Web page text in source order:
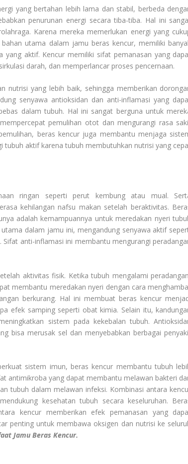
yang bertahan lebih lama dan stabil, berbeda
penurunan energi secara tiba-tiba. Hal ini
Karena mereka memerlukan energi yang
utama dalam jamu beras kencur, memiliki
aktif. Kencur memiliki sifat pemanasan yang
darah, dan memperlancar proses pencernaan.
nutrisi yang lebih baik, sehingga memberikan
senyawa antioksidan dan anti-inflamasi yang
dalam tubuh. Hal ini sangat berguna untuk
pemulihan otot dan mengurangi rasa
beras kencur juga membantu menjaga
tubuh aktif karena tubuh membutuhkan nutrisi yang
ringan seperti perut kembung atau mual.
kehilangan nafsu makan setelah beraktivitas.
adalah kemampuannya untuk meredakan nyeri
dalam jamu ini, mengandung senyawa aktif
anti-inflamasi ini membantu mengurangi
aktivitas fisik. Ketika tubuh mengalami
membantu meredakan nyeri dengan cara
berkurang. Hal ini membuat beras kencur
efek samping seperti obat kimia. Selain itu,
sistem pada kekebalan tubuh.
bisa merusak sel dan menyebabkan berbagai
sistem imun, beras kencur membantu tubuh
antimikroba yang dapat membantu melawan bakteri
tubuh dalam melawan infeksi. Kombinasi antara
kesehatan tubuh secara keseluruhan.
kencur memberikan efek pemanasan yang
penting untuk membawa oksigen dan nutrisi ke
Jamu Beras Kencur.